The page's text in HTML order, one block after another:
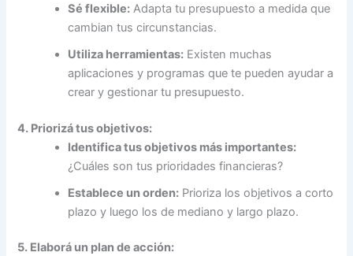
Sé flexible: Adapta tu presupuesto a medida que
cambian tus circunstancias.
Utiliza herramientas: Existen muchas
aplicaciones y programas que te pueden ayudar a
crear y gestionar tu presupuesto.
4. Priorizá tus objetivos:
Identifica tus objetivos más importantes:
¿Cuáles son tus prioridades financieras?
Establece un orden: Prioriza los objetivos a corto
plazo y luego los de mediano y largo plazo.
5. Elaborá un plan de acción: